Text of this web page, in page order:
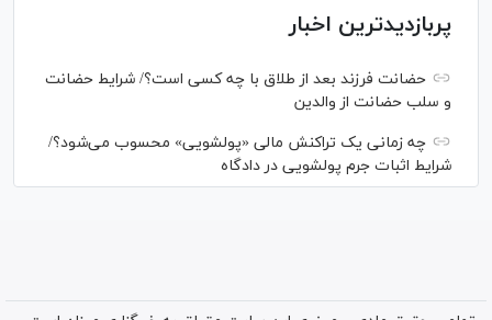
پربازدیدترین اخبار
حضانت فرزند بعد از طلاق با چه کسی است؟/ شرایط حضانت
و سلب حضانت از والدین
چه زمانی یک تراکنش مالی «پولشویی» محسوب می‌شود؟/
شرایط اثبات جرم پولشویی در دادگاه